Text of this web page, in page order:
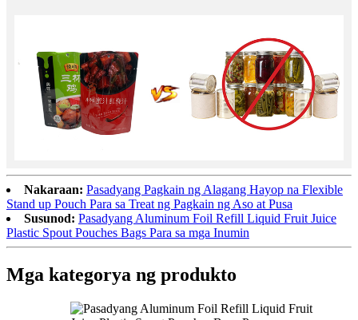
Nakaraan: Pasadyang Pagkain ng Alagang Hayop na Flexible
Stand up Pouch Para sa Treat ng Pagkain ng Aso at Pusa
Susunod: Pasadyang Aluminum Foil Refill Liquid Fruit Juice
Plastic Spout Pouches Bags Para sa mga Inumin
Mga kategorya ng produkto